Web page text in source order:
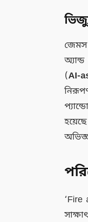
জেমস
(AI-
‘Fire